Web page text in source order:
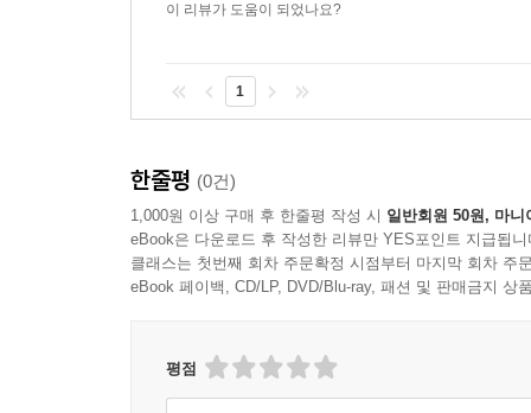
이 리뷰가 도움이 되었나요?
1
한줄평 (0건)
1,000원 이상 구매 후 한줄평 작성 시 일반회원 50원, 마니
eBook은 다운로드 후 작성한 리뷰만 YES포인트 지급됩니
클래스는 첫번째 회차 주문확정 시점부터 마지막 회차 주
eBook 페이백, CD/LP, DVD/Blu-ray, 패션 및 판매금지 상
평점